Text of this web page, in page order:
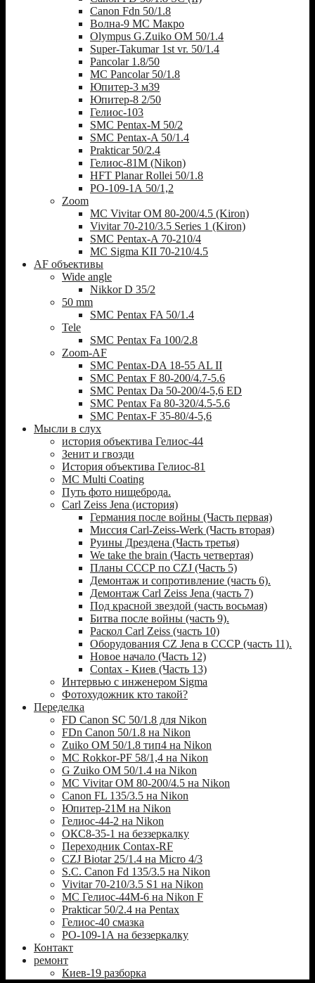
Canon Fdn 50/1.8
Волна-9 МС Макро
Olympus G.Zuiko OM 50/1.4
Super-Takumar 1st vr. 50/1.4
Pancolar 1.8/50
MC Pancolar 50/1.8
Юпитер-3 м39
Юпитер-8 2/50
Гелиос-103
SMC Pentax-M 50/2
SMC Pentax-A 50/1.4
Prakticar 50/2.4
Гелиос-81М (Nikon)
HFT Planar Rollei 50/1.8
РО-109-1А 50/1,2
Zoom
MC Vivitar OM 80-200/4.5 (Kiron)
Vivitar 70-210/3.5 Series 1 (Kiron)
SMC Pentax-A 70-210/4
MC Sigma KII 70-210/4.5
AF объективы
Wide angle
Nikkor D 35/2
50 mm
SMC Pentax FA 50/1.4
Tele
SMC Pentax Fa 100/2.8
Zoom-AF
SMC Pentax-DA 18-55 AL II
SMC Pentax F 80-200/4.7-5.6
SMC Pentax Da 50-200/4-5,6 ED
SMC Pentax Fa 80-320/4.5-5.6
SMC Pentax-F 35-80/4-5,6
Мысли в слух
история объектива Гелиос-44
Зенит и гвозди
История объектива Гелиос-81
MC Multi Coating
Путь фото нищеброда.
Carl Zeiss Jena (история)
Германия после войны (Часть первая)
Миссия Carl-Zeiss-Werk (Часть вторая)
Руины Дрездена (Часть третья)
We take the brain (Часть четвертая)
Планы СССР по CZJ (Часть 5)
Демонтаж и сопротивление (часть 6).
Демонтаж Carl Zeiss Jena (часть 7)
Под красной звездой (часть восьмая)
Битва после войны (часть 9).
Раскол Carl Zeiss (часть 10)
Оборудования CZ Jena в СССР (часть 11).
Новое начало (Часть 12)
Contax - Киев (Часть 13)
Интервью с инженером Sigma
Фотохудожник кто такой?
Переделка
FD Canon SC 50/1.8 для Nikon
FDn Canon 50/1.8 на Nikon
Zuiko OM 50/1.8 тип4 на Nikon
MC Rokkor-PF 58/1,4 на Nikon
G Zuiko OM 50/1.4 на Nikon
MC Vivitar OM 80-200/4.5 на Nikon
Canon FL 135/3.5 на Nikon
Юпитер-21М на Nikon
Гелиос-44-2 на Nikon
ОКС8-35-1 на беззеркалку
Переходник Contax-RF
CZJ Biotar 25/1.4 на Micro 4/3
S.C. Canon Fd 135/3.5 на Nikon
Vivitar 70-210/3.5 S1 на Nikon
МС Гелиос-44М-6 на Nikon F
Prakticar 50/2.4 на Pentax
Гелиос-40 смазка
РО-109-1А на беззеркалку
Контакт
ремонт
Киев-19 разборка